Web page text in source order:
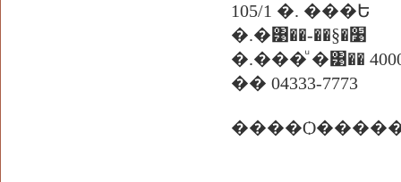
105/1 �. ���Ե
�.�͹��-��§�׹
�.���ͧ �͹��
�� 04333-7773